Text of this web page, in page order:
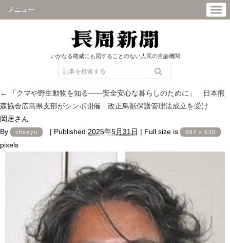
メニュー
いかなる権威にも屈することのない人民の言論機関
←
「クマや野生動物を知る――安全安心な暮らしのために」 日本熊
森協会広島県支部がシンポ開催 改正鳥獣保護管理法成立を受け
岡居さん
By
chosyu | Published 2025年5月31日 | Full size is 597 × 630
pixels